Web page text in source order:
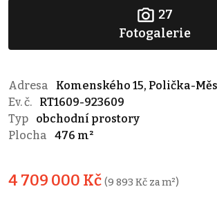
27
Fotogalerie
Adresa
Komenského 15, Polička-
Ev. č.
RT1609-923609
Typ
obchodní prostory
Plocha
476 m²
4 709 000 Kč (9 893 Kč za m²)